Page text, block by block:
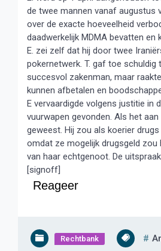
de twee mannen vanaf augustus
over de exacte hoeveelheid
daadwerkelijk MDMA bevatten en
E. zei zelf dat hij door twee
pokernetwerk. T. gaf toe schuldig
succesvol zakenman, maar
kunnen afbetalen en
E vervaardigde volgens justitie in
vuurwapen gevonden. Als het
geweest. Hij zou als koerier
omdat ze mogelijk drugsgeld
van haar echtgenoot. De
[signoff]
Reageer
Rechtbank